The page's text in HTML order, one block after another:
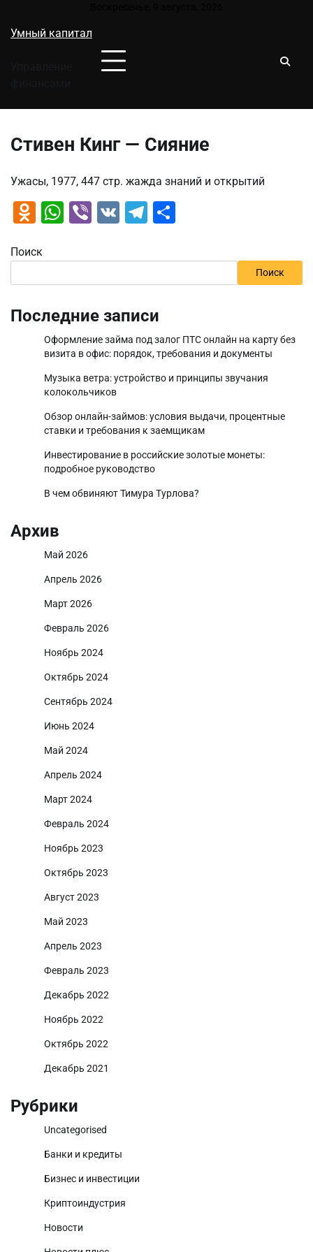
содержимому
Умный капитал
Стивен Кинг — Сияние
Ужасы, 1977, 447 стр. жажда знаний и открытий
Odnoklassniki
WhatsApp
Viber
VK Telegram
Поиск
Поиск
Последние записи
Оформление займа под залог ПТС онлайн на карту без
визита в офис: порядок, требования и документы
Музыка ветра: устройство и принципы звучания
колокольчиков
Обзор онлайн-займов: условия выдачи, процентные
ставки и требования к заемщикам
Инвестирование в российские золотые монеты:
подробное руководство
В чем обвиняют Тимура Турлова?
Архив
Май 2026
Апрель 2026
Март 2026
Февраль 2026
Ноябрь 2024
Октябрь 2024
Сентябрь 2024
Июнь 2024
Май 2024
Апрель 2024
Март 2024
Февраль 2024
Ноябрь 2023
Октябрь 2023
Август 2023
Май 2023
Апрель 2023
Февраль 2023
Декабрь 2022
Ноябрь 2022
Октябрь 2022
Декабрь 2021
Рубрики
Uncategorised
Банки и кредиты
Бизнес и инвестиции
Криптоиндустрия
Новости